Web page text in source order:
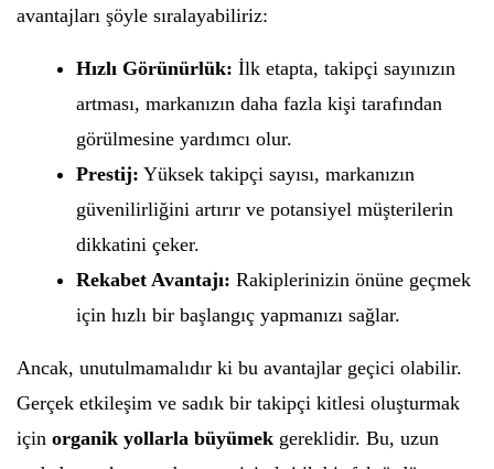
avantajları şöyle sıralayabiliriz:
Hızlı Görünürlük: İlk etapta, takipçi sayınızın
artması, markanızın daha fazla kişi tarafından
görülmesine yardımcı olur.
Prestij: Yüksek takipçi sayısı, markanızın
güvenilirliğini artırır ve potansiyel müşterilerin
dikkatini çeker.
Rekabet Avantajı: Rakiplerinizin önüne geçmek
için hızlı bir başlangıç yapmanızı sağlar.
Ancak, unutulmamalıdır ki bu avantajlar geçici olabilir.
Gerçek etkileşim ve sadık bir takipçi kitlesi oluşturmak
için organik yollarla büyümek gereklidir. Bu, uzun